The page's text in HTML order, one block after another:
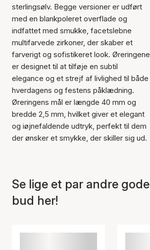
Varen er tilføjet til kurven
sterlingsølv. Begge versioner er udført
med en blankpoleret overflade og
indfattet med smukke, facetslebne
multifarvede zirkoner, der skaber et
farverigt og sofistikeret look. Øreringene
er designet til at tilføje en subtil
elegance og et strejf af livlighed til både
hverdagens og festens påklædning.
Øreringens mål er længde 40 mm og
bredde 2,5 mm, hvilket giver et elegant
og iøjnefaldende udtryk, perfekt til dem
der ønsker et smykke, der skiller sig ud.
Se lige et par andre gode
bud her!